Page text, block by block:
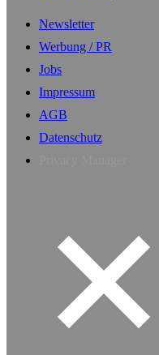
Newsletter
Werbung / PR
Jobs
Impressum
AGB
Datenschutz